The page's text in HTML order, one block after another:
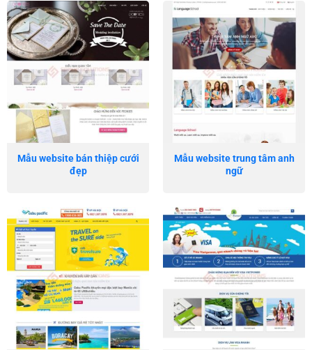
Mẫu website bán thiệp cưới
đẹp
Mẫu website trung tâm anh
ngữ